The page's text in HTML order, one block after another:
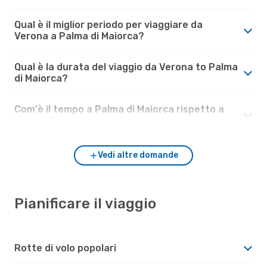
Qual è il miglior periodo per viaggiare da
Verona a Palma di Maiorca?
Qual è la durata del viaggio da Verona to Palma
di Maiorca?
Com'è il tempo a Palma di Maiorca rispetto a
Vedi altre domande
Pianificare il viaggio
Rotte di volo popolari